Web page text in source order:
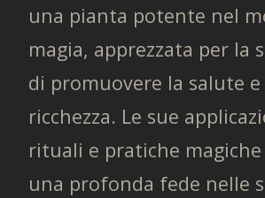
una pianta potente nel
magia, apprezzata per la
di promuovere la salute
ricchezza. Le sue
rituali e pratiche
una profonda fede nelle